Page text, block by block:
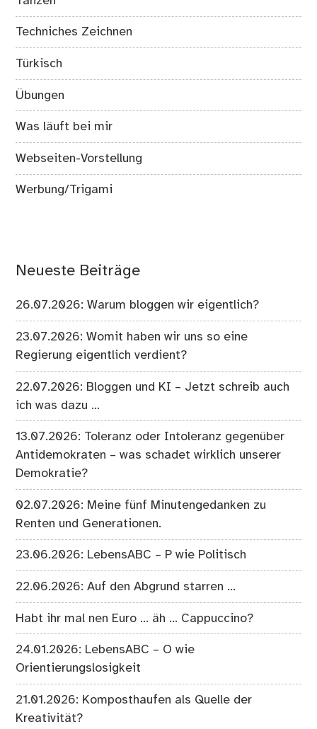
Techniches Zeichnen
Türkisch
Übungen
Was läuft bei mir
Webseiten-Vorstellung
Werbung/Trigami
Neueste Beiträge
26.07.2026: Warum bloggen wir eigentlich?
23.07.2026: Womit haben wir uns so eine
Regierung eigentlich verdient?
22.07.2026: Bloggen und KI – Jetzt schreib auch
ich was dazu …
13.07.2026: Toleranz oder Intoleranz gegenüber
Antidemokraten – was schadet wirklich unserer
Demokratie?
02.07.2026: Meine fünf Minutengedanken zu
Renten und Generationen.
23.06.2026: LebensABC – P wie Politisch
22.06.2026: Auf den Abgrund starren …
Habt ihr mal nen Euro … äh … Cappuccino?
24.01.2026: LebensABC – O wie
Orientierungslosigkeit
21.01.2026: Komposthaufen als Quelle der
Kreativität?